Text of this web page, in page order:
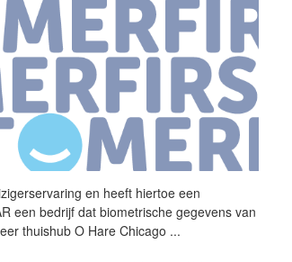
en heeft hiertoe een
een bedrijf dat biometrische gegevens van
thuishub O Hare Chicago ...